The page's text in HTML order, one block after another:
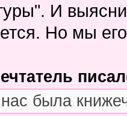
И
Но мы
была